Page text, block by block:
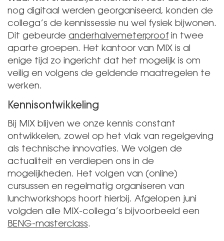
nog digitaal werden georganiseerd, konden de
collega’s de kennissessie nu wel fysiek bijwonen.
Dit gebeurde anderhalvemeterproof in twee
aparte groepen. Het kantoor van MIX is al
enige tijd zo ingericht dat het mogelijk is om
veilig en volgens de geldende maatregelen te
werken.
Kennisontwikkeling
Bij MIX blijven we onze kennis constant
ontwikkelen, zowel op het vlak van regelgeving
als technische innovaties. We volgen de
actualiteit en verdiepen ons in de
mogelijkheden. Het volgen van (online)
cursussen en regelmatig organiseren van
lunchworkshops hoort hierbij. Afgelopen juni
volgden alle MIX-collega’s bijvoorbeeld een
BENG-masterclass.